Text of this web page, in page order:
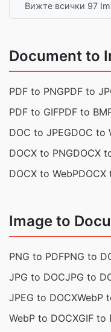
Вижте всички 97
Document to
PDF to PNGPDF to
PDF to GIFPDF to
DOC to JPEGDOC to
DOCX to PNGDOCX
DOCX to WebPDOCX
Image to
PNG to PDFPNG to
JPG to DOCJPG to
JPEG to DOCXWebP
WebP to DOCXGIF to